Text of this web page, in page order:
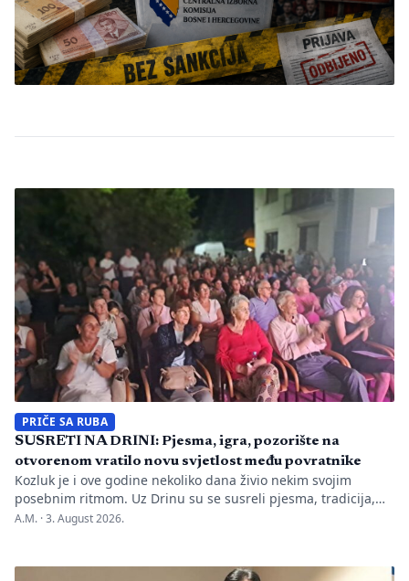
PRIČE SA RUBA
SUSRETI NA DRINI: Pjesma, igra, pozorište na
otvorenom vratilo novu svjetlost među povratnike
Kozluk je i ove godine nekoliko dana živio nekim svojim
posebnim ritmom. Uz Drinu su se susreli pjesma, tradicija,
gluma i ljudi, a „Susreti na Drini ’26“ još jednom su pokazali
se tih dana nije samo […]
A.M. ·3. August 2026.